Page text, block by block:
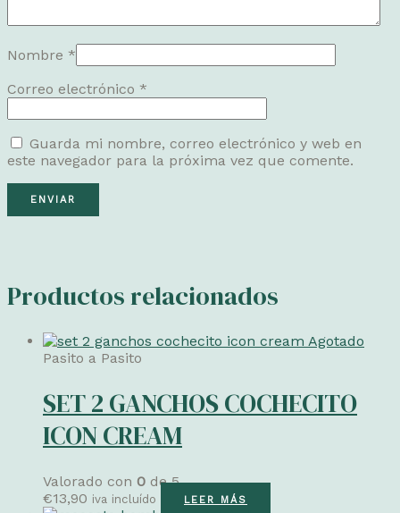
Nombre *
Correo electrónico *
Guarda mi nombre, correo electrónico y web en
este navegador para la próxima vez que comente.
Productos relacionados
Agotado
Pasito a Pasito
SET 2 GANCHOS COCHECITO
ICON CREAM
Valorado con 0 de 5
€13,90 iva incluído LEER MÁS